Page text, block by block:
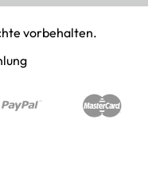
vorbehalten.